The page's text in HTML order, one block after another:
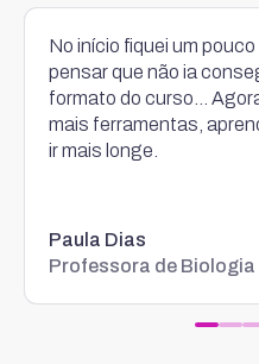
No início fiquei um
pensar que não ia
formato do curso...
mais ferramentas,
ir mais longe.
Paula Dias
Professora de Biologia